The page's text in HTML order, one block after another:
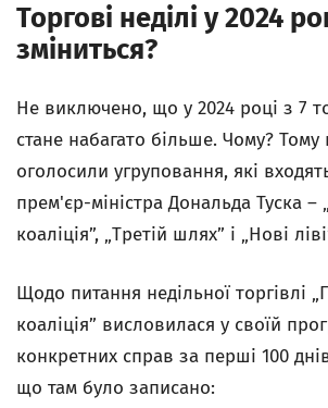
Торгові неділі у 2024
зміниться?
Не виключено, що у 2024 році з 7
стане набагато більше. Чому?
оголосили угруповання, які
прем'єр-міністра Дональда Туска –
коаліція”, „Третій шлях” і „Нові
Щодо питання недільної торгівлі
коаліція” висловилася у своїй
конкретних справ за перші 100
що там було записано: